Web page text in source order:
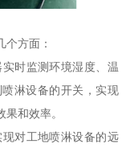
方面：
时监测环境湿度、温
淋设备的开关，实现
和效率。
对工地喷淋设备的远